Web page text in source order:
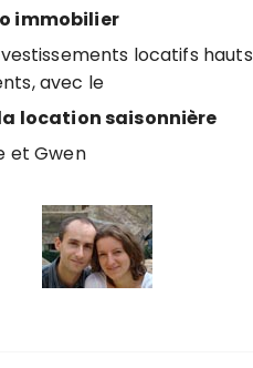
immobilier
locatifs hauts
avec le
location saisonnière
et Gwen